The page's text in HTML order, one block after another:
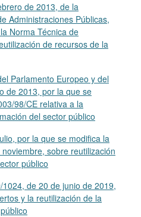
de 2013, de la
Administraciones Públicas,
Norma Técnica de
de recursos de la
Parlamento Europeo y del
de 2013, por la que se
98/CE relativa a la
del sector público
por la que se modifica la
sobre reutilización
público
de 20 de junio de 2019,
y la reutilización de la